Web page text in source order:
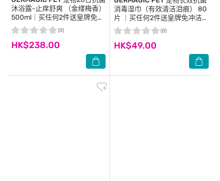
沐浴露-止痒舒爽 （金缕梅香）
500ml｜买任何2件送皇牌免冲
洁净手套乙片｜ 商家直送-5個
工作天內送到府上
HK$238.00
(0)
消毒湿巾（有效清洁泪痕） 80
片 ｜买任何2件送皇牌免冲洁净
手套乙片｜ 商家直送-5個工作
天內送到府上
HK$49.00
(0)